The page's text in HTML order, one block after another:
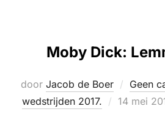
Moby Dick:
door Jacob de Boer Geen
wedstrijden 2017.
Geplaatst
14 mei